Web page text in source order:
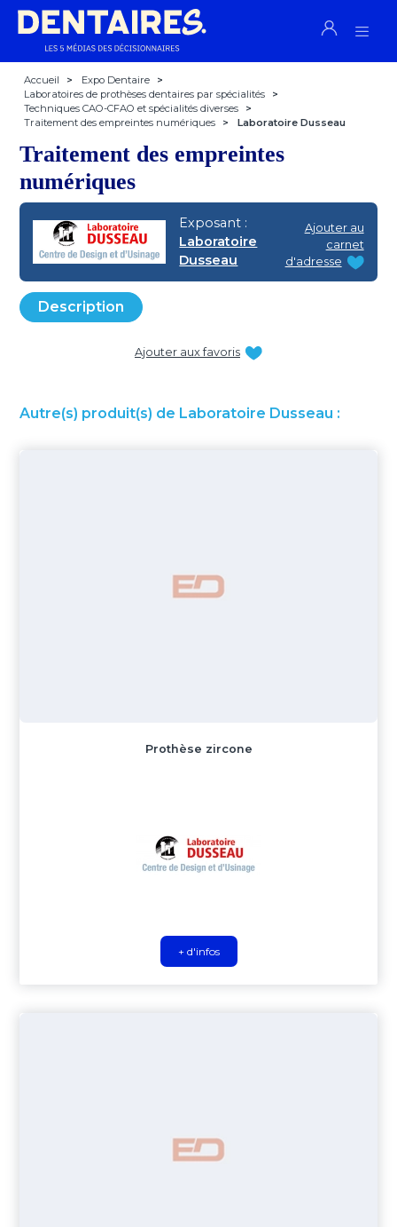
Accueil > Expo Dentaire
>
Laboratoires de prothèses dentaires par spécialités
>
Techniques CAO-CFAO et spécialités diverses
>
Traitement des empreintes numériques
> Laboratoire Dusseau
Traitement des empreintes
numériques
Exposant :
Laboratoire
Dusseau
Ajouter au
carnet
d'adresse
Description
Ajouter aux favoris
Autre(s) produit(s) de Laboratoire Dusseau :
Prothèse zircone
+ d'infos